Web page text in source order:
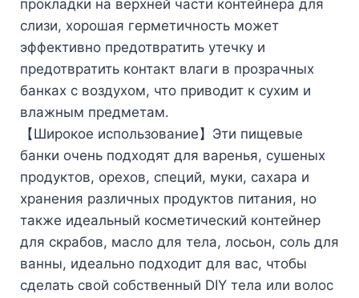
прокладки на верхней части контейнера для
слизи, хорошая герметичность может
эффективно предотвратить утечку и
предотвратить контакт влаги в прозрачных
банках с воздухом, что приводит к сухим и
влажным предметам.
【Широкое использование】Эти пищевые
банки очень подходят для варенья, сушеных
продуктов, орехов, специй, муки, сахара и
хранения различных продуктов питания, но
также идеальный косметический контейнер
для скрабов, масло для тела, лосьон, соль для
ванны, идеально подходит для вас, чтобы
сделать свой собственный DIY тела или волос